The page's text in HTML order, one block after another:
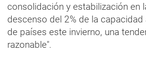
consolidación y estabilización en
descenso del 2% de la capacidad
de países este invierno, una
razonable".